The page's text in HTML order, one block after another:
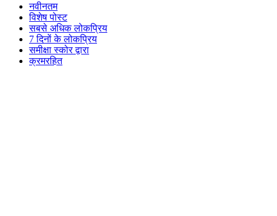
नवीनतम
विशेष पोस्ट
सबसे अधिक लोकप्रिय
7 दिनों के लोकप्रिय
समीक्षा स्कोर द्वारा
क्रमरहित